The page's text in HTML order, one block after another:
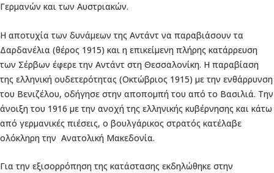
Γερμανών και των Αυστριακών.
Η αποτυχία των δυνάμεων της Αντάντ να παραβιάσουν τα
Δαρδανέλια (θέρος 1915) και η επικείμενη πλήρης κατάρρευση
των Σέρβων έφερε την Αντάντ στη Θεσσαλονίκη. Η παραβίαση
της ελληνική ουδετερότητας (Οκτώβριος 1915) με την ενθάρρυνση
του Βενιζέλου, οδήγησε στην αποπομπή του από το Βασιλιά. Την
άνοιξη του 1916 με την ανοχή της ελληνικής κυβέρνησης και κάτω
από γερμανικές πιέσεις, ο βουλγάρικος στρατός κατέλαβε
ολόκληρη την Ανατολική Μακεδονία.
Για την εξισορρόπηση της κατάστασης εκδηλώθηκε στην